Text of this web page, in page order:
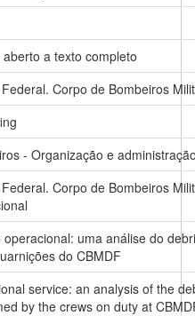
aberto a texto completo
Corpo de Bombeiros
- Organização e
Corpo de Bombeiros
operacional: uma análise do
do CBMDF
service: an analysis of the
by the crews on duty at